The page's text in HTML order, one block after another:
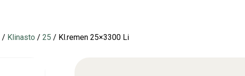
/ Klinasto /25 / Kl.remen 25×3300 Li